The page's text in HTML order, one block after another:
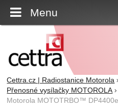
Menu
Cettra.cz | Radiostanice Motorola
Přenosné vysílačky MOTOROLA
Motorola MOTOTRBO™